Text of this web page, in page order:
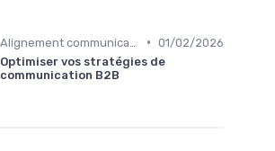
• 01/02/2026
Optimiser vos stratégies de
communication B2B